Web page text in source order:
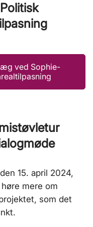
ved Sophie-
15. april 2024,
mere om
som det